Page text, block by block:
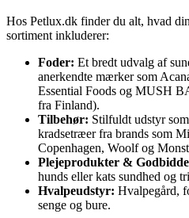
Hos Petlux.dk finder du alt, hvad
sortiment inkluderer:
Foder: Et bredt udvalg af
anerkendte mærker som
Essential Foods og MUSH
fra Finland).
Tilbehør: Stilfuldt udstyr
kradsetræer fra brands som
Copenhagen, Woolf og
Plejeprodukter &
hunds eller kats sundhed og
Hvalpeudstyr: Hvalpegård,
senge og bure.